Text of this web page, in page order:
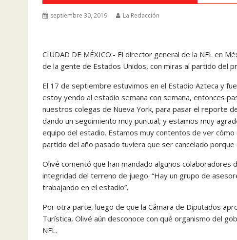
septiembre 30, 2019 La Redacción
CIUDAD DE MÉXICO.- El director general de la NFL en
de la gente de Estados Unidos, con miras al partido del
El 17 de septiembre estuvimos en el Estadio Azteca y
estoy yendo al estadio semana con semana, entonces
nuestros colegas de Nueva York, para pasar el reporte
dando un seguimiento muy puntual, y estamos muy
equipo del estadio. Estamos muy contentos de ver
partido del año pasado tuviera que ser cancelado
Olivé comentó que han mandado algunos
integridad del terreno de juego. “Hay un grupo de
trabajando en el estadio”.
Por otra parte, luego de que la Cámara de Diputados
Turística, Olivé aún desconoce con qué organismo del
NFL.